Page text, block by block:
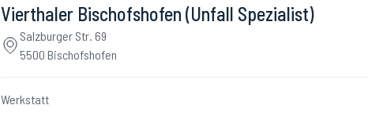
Vierthaler Bischofshofen (Unfall Spezialist)
Salzburger Str. 69
5500 Bischofshofen
Werkstatt